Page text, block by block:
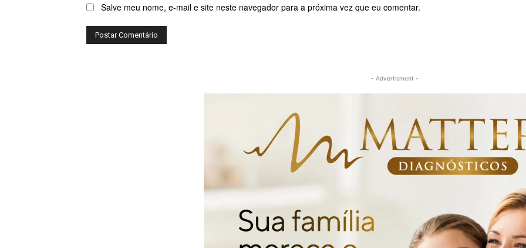
Salve meu nome, e-mail e site neste navegador para a próxima vez que eu comentar.
- Advertisment -